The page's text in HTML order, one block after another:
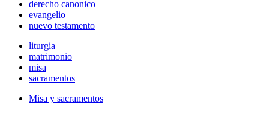
derecho canonico
evangelio
nuevo testamento
liturgia
matrimonio
misa
sacramentos
Misa y sacramentos